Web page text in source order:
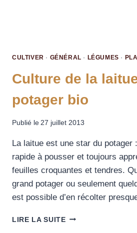
CULTIVER · GÉNÉRAL · LÉGUMES ·
Culture de la
potager bio
Publié le 27 juillet 2013
La laitue est une star du potager
rapide à pousser et toujours
feuilles croquantes et tendres.
grand potager ou seulement
est possible d’en récolter
LIRE LA SUITE